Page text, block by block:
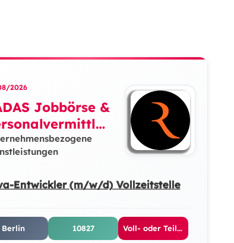
2026
Jobbörse &
Entwickler (m/w/d) Vollzeitstelle
Berlin 10827 Voll- oder Teilzeit